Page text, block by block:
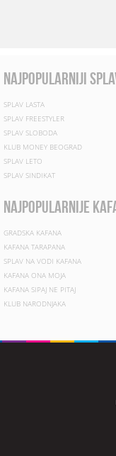
najpopularniji
SPLAV LASTA
SPLAV FREESTYLER
SPLAV SLOBODA
KLUB MONEY BEOGRAD
SPLAV LETO
SPLAV SINDIKAT
najpopularnije
GRADSKA KAFANA
KAFANA TARAPANA
SPLAV NA VODI KAFANA
KAFANA ONA MOJA
KAFANA SIPAJ NE PITAJ
KLUB NARODNJAKA